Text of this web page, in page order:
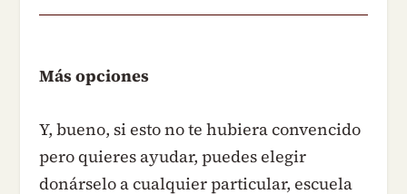
Más opciones
Y, bueno, si esto no te hubiera convencido
pero quieres ayudar, puedes elegir
donárselo a cualquier particular, escuela